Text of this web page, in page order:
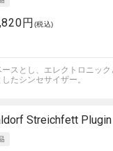
円 (税込)
スとし、エレクトロニッ
たシンセサイザー。
Streichfett Plugin